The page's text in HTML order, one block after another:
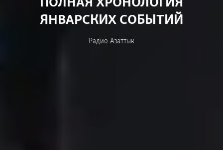
ПОЛНАЯ ХРОНОЛОГИЯ
ЯНВАРСКИХ СОБЫТИЙ
Радио Азаттык